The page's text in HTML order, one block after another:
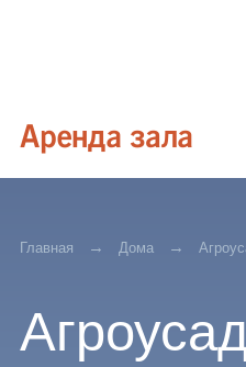
Главная Дома